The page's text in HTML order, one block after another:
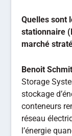
Quelles sont
stationnaire
marché
Benoit
Storage
stockage
conteneurs
réseau
l’énergie